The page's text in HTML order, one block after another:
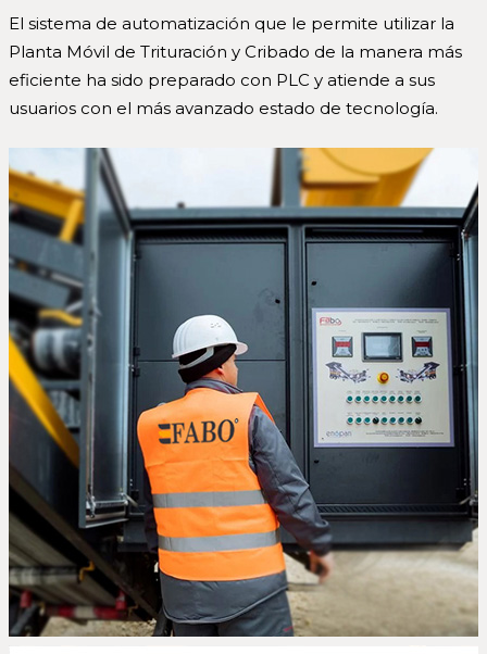
El sistema de automatización que le permite utilizar la
Planta Móvil de Trituración y Cribado de la manera más
eficiente ha sido preparado con PLC y atiende a sus
usuarios con el más avanzado estado de tecnología.